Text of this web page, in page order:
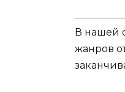
В нашей
жанров